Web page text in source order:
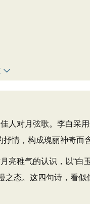
对月弦歌。李白采
情，构成瑰丽神奇而
稚气的认识，以“白
之态。这四句诗，看似